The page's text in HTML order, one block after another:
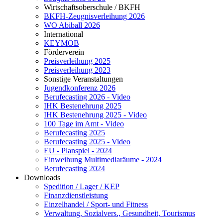
Wirtschaftsoberschule / BKFH
BKFH-Zeugnisverleihung 2026
WO Abiball 2026
International
KEYMOB
Förderverein
Preisverleihung 2025
Preisverleihung 2023
Sonstige Veranstaltungen
Jugendkonferenz 2026
Berufecasting 2026 - Video
IHK Bestenehrung 2025
IHK Bestenehrung 2025 - Video
100 Tage im Amt - Video
Berufecasting 2025
Berufecasting 2025 - Video
EU - Planspiel - 2024
Einweihung Multimediaräume - 2024
Berufecasting 2024
Downloads
Spedition / Lager / KEP
Finanzdienstleistung
Einzelhandel / Sport- und Fitness
Verwaltung, Sozialvers., Gesundheit, Tourismus